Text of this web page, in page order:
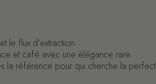
le flux d’extraction.
et café avec une élégance rare.
la référence pour qui cherche la